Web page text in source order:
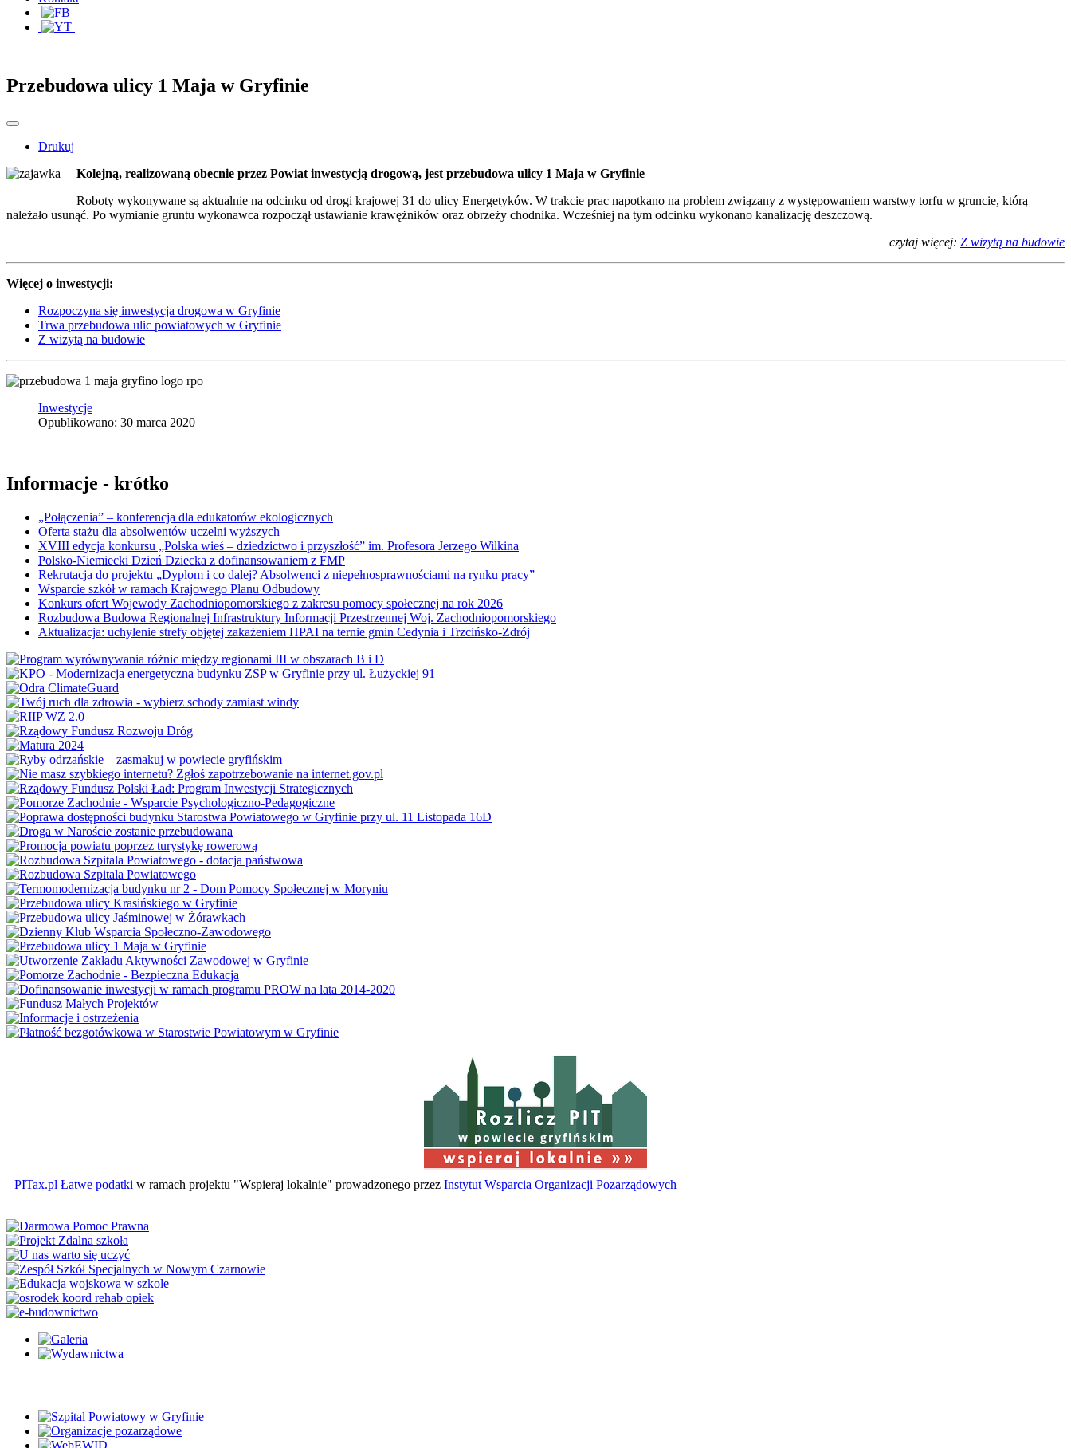
Przebudowa ulicy 1 Maja w Gryfinie
Drukuj
Kolejną, realizowaną obecnie przez Powiat inwestycją drogową, jest przebudowa ulicy 1 Maja w Gryfinie
Roboty wykonywane są aktualnie na odcinku od drogi krajowej 31 do ulicy Energetyków. W trakcie prac napotkano na problem związany z występowaniem warstwy torfu w gruncie, którą
należało usunąć. Po wymianie gruntu wykonawca rozpoczął ustawianie krawężników oraz obrzeży chodnika. Wcześniej na tym odcinku wykonano kanalizację deszczową.
czytaj więcej: Z wizytą na budowie
Więcej o inwestycji:
Rozpoczyna się inwestycja drogowa w Gryfinie
Trwa przebudowa ulic powiatowych w Gryfinie
Z wizytą na budowie
Inwestycje
Opublikowano: 30 marca 2020
Informacje - krótko
„Połączenia” – konferencja dla edukatorów ekologicznych
Oferta stażu dla absolwentów uczelni wyższych
XVIII edycja konkursu „Polska wieś – dziedzictwo i przyszłość” im. Profesora Jerzego Wilkina
Polsko-Niemiecki Dzień Dziecka z dofinansowaniem z FMP
Rekrutacja do projektu „Dyplom i co dalej? Absolwenci z niepełnosprawnościami na rynku pracy”
Wsparcie szkół w ramach Krajowego Planu Odbudowy
Konkurs ofert Wojewody Zachodniopomorskiego z zakresu pomocy społecznej na rok 2026
Rozbudowa Budowa Regionalnej Infrastruktury Informacji Przestrzennej Woj. Zachodniopomorskiego
Aktualizacja: uchylenie strefy objętej zakażeniem HPAI na ternie gmin Cedynia i Trzcińsko-Zdrój
w powiecie gryfińskim
PITax.pl Łatwe podatki w ramach projektu "Wspieraj lokalnie" prowadzonego przez Instytut Wsparcia Organizacji Pozarządowych